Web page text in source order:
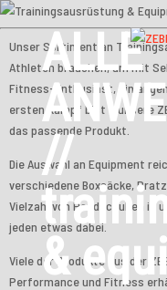
ALLE
//
&
Unser Sortiment an
Athleten brauchen, um mit
Fitness-Enthusiast, ein
ersten Kampf bist – unsere
das passende Produkt.
Die Auswahl an Equipment
verschiedene Boxsäcke,
Vielzahl von Handschuhen in
jeden etwas dabei.
Viele der Produkte aus der
Performance und Fitness